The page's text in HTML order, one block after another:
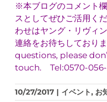
※本ブログのコメント
スとしてぜひご活用く
わせはヤング・リヴィ
連絡をお待ちしており
questions, please
touch. Tel:0570-
10/27/2017 | イベント, お